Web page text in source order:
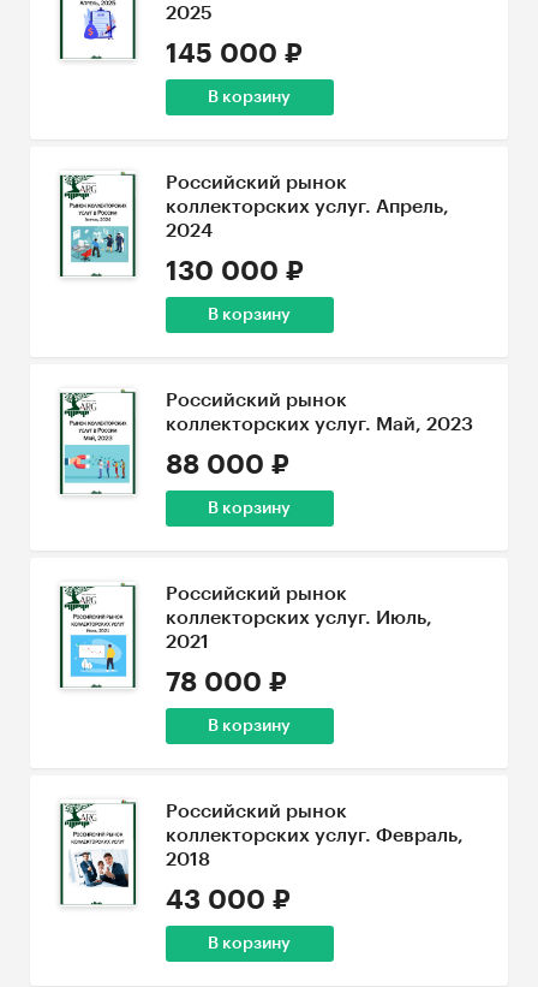
2025
145 000 ₽
В корзину
Российский рынок
коллекторских услуг. Апрель,
2024
130 000 ₽
В корзину
Российский рынок
коллекторских услуг. Май, 2023
88 000 ₽
В корзину
Российский рынок
коллекторских услуг. Июль,
2021
78 000 ₽
В корзину
Российский рынок
коллекторских услуг. Февраль,
2018
43 000 ₽
В корзину